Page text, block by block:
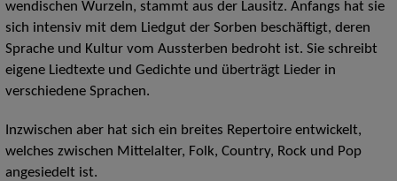
wendischen Wurzeln, stammt aus der Lausitz. Anfangs hat sie
sich intensiv mit dem Liedgut der Sorben beschäftigt, deren
Sprache und Kultur vom Aussterben bedroht ist. Sie schreibt
eigene Liedtexte und Gedichte und überträgt Lieder in
verschiedene Sprachen.
Inzwischen aber hat sich ein breites Repertoire entwickelt,
welches zwischen Mittelalter, Folk, Country, Rock und Pop
angesiedelt ist.